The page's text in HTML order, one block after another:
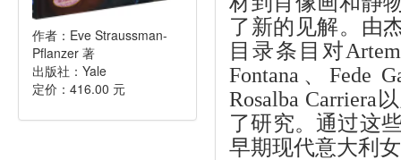
作者：Eve Straussman-
Pflanzer 著
出版社：Yale
定价：416.00 元
了新的见解。由
目录条目对
Fontana、Fede
Rosalba Carriera
了研究。通过这
早期现代意大利